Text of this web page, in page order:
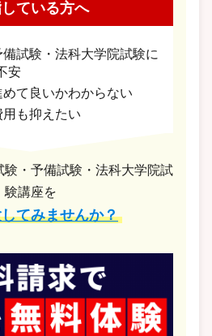
している方へ
試験・法科大学院試験に
安
て良いかわからない
も抑えたい
験・予備試験・法科大学院試
験講座を
てみませんか？